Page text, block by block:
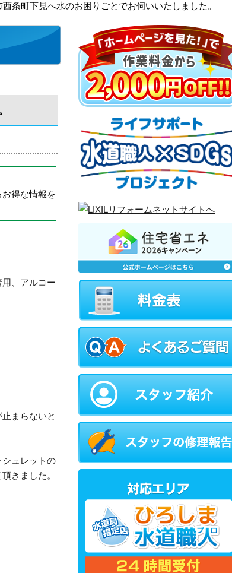
条町下見へ水のお困りごとでお伺いいたしました。
得な情報を
、アルコー
まらないと
ュレットの
きました。